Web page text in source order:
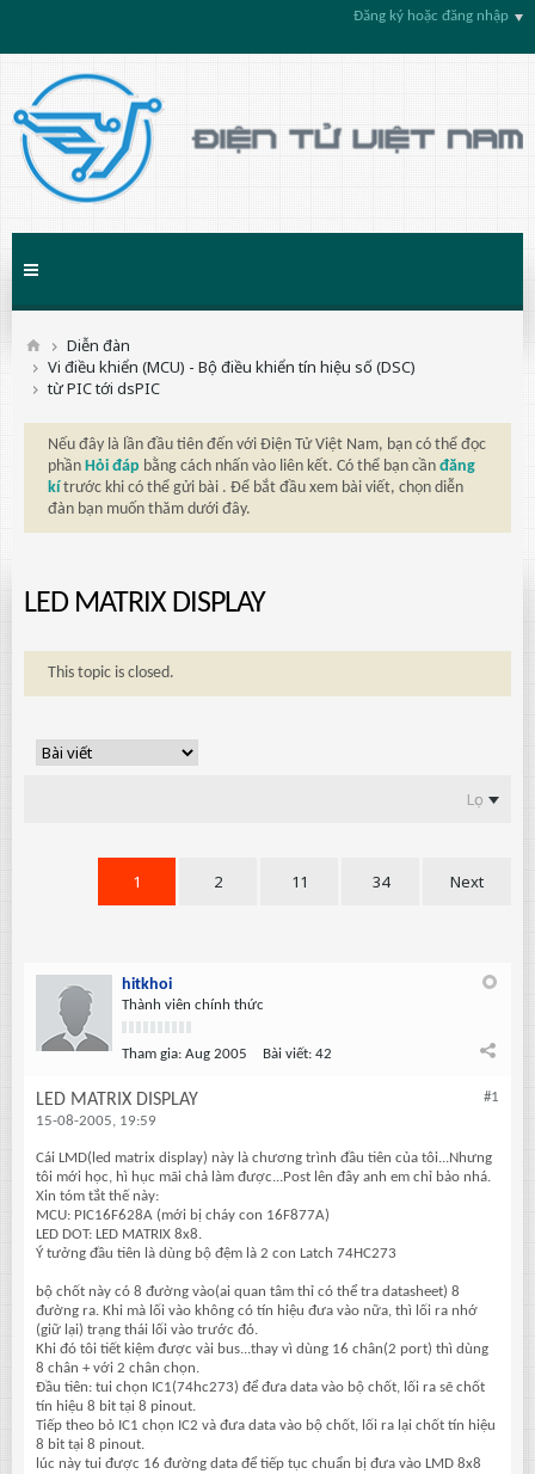
Đăng ký hoặc đăng nhập
Diễn đàn
Vi điều khiển (MCU) - Bộ điều khiển tín hiệu số (DSC)
từ PIC tới dsPIC
Nếu đây là lần đầu tiên đến với Điện Tử Việt Nam, bạn có thể đọc
phần Hỏi đáp bằng cách nhấn vào liên kết. Có thể bạn cần đăng
kí trước khi có thể gửi bài . Để bắt đầu xem bài viết, chọn diễn
đàn bạn muốn thăm dưới đây.
LED MATRIX DISPLAY
This topic is closed.
Lọc
1 2 11 34 Next
hitkhoi
Thành viên chính thức
Tham gia: Aug 2005 Bài viết: 42
#1
LED MATRIX DISPLAY
15-08-2005, 19:59
Cái LMD(led matrix display) này là chương trình đầu tiên của tôi...Nhưng
tôi mới học, hì hục mãi chả làm được...Post lên đây anh em chỉ bảo nhá.
Xin tóm tắt thế này:
MCU: PIC16F628A (mới bị cháy con 16F877A)
LED DOT: LED MATRIX 8x8.
Ý tưởng đầu tiên là dùng bộ đệm là 2 con Latch 74HC273
bộ chốt này có 8 đường vào(ai quan tâm thỉ có thể tra datasheet) 8
đường ra. Khi mà lối vào không có tín hiệu đưa vào nữa, thì lối ra nhớ
(giữ lại) trạng thái lối vào trước đó.
Khi đó tôi tiết kiệm được vài bus...thay vì dùng 16 chân(2 port) thì dùng
8 chân + với 2 chân chọn.
Đầu tiên: tui chọn IC1(74hc273) để đưa data vào bộ chốt, lối ra sẽ chốt
tín hiệu 8 bit tại 8 pinout.
Tiếp theo bỏ IC1 chọn IC2 và đưa data vào bộ chốt, lối ra lại chốt tín hiệu
8 bit tại 8 pinout.
lúc này tui được 16 đường data để tiếp tục chuẩn bị đưa vào LMD 8x8